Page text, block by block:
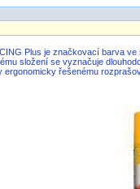
Plus je značkovací barva
složení se vyznačuje
řešenému